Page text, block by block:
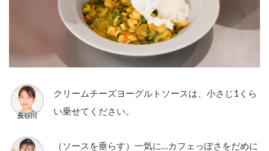
クリームチーズヨーグルトソースは、小さじ1くら
い乗せてください。
（ソースを垂らす）一気に…カフェっぽさをだめに